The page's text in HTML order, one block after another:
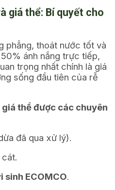
giá thể: Bí quyết cho
phẳng, thoát nước tốt và
ánh nắng trực tiếp,
trọng nhất chính là giá
sống đầu tiên của rễ
thể được các chuyên
đã qua xử lý).
sinh ECOMCO.